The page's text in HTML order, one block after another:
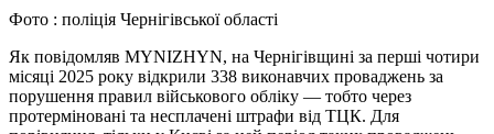
Фото : поліція Чернігівської області
Як повідомляв MYNIZHYN, на Чернігівщині за перші чотири
місяці 2025 року відкрили 338 виконавчих проваджень за
порушення правил військового обліку — тобто через
протерміновані та несплачені штрафи від ТЦК. Для